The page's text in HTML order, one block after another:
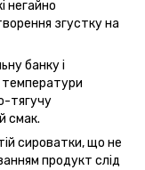
негайно
згустку на
банку і
температури
тягучу
смак.
сироватки, що не
продукт слід